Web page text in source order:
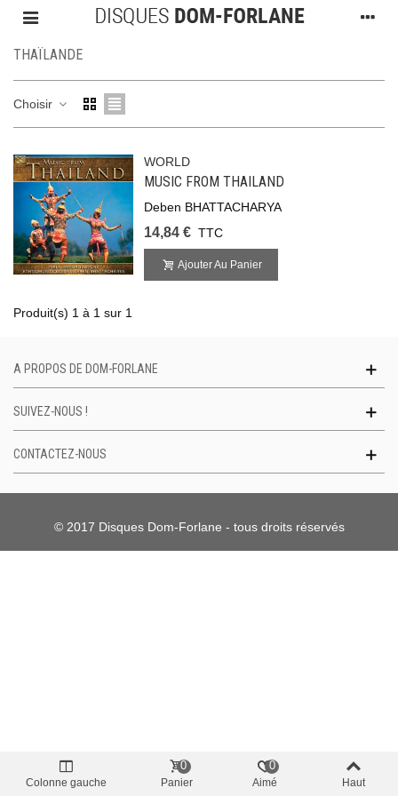
THAÏLANDE
Choisir
WORLD
MUSIC FROM THAILAND
Deben BHATTACHARYA
14,84 € TTC
Ajouter Au Panier
Produit(s) 1 à 1 sur 1
A PROPOS DE DOM-FORLANE
SUIVEZ-NOUS !
CONTACTEZ-NOUS
© 2017 Disques Dom-Forlane - tous droits réservés
Colonne gauche Panier
0
Aimé
0
Haut